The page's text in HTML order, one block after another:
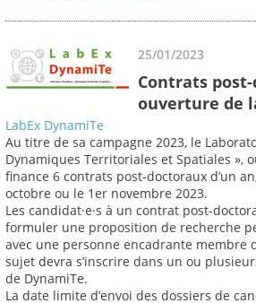
25/01/2023
Contrats
ouverture de
LabEx DynamiTe
Au titre de sa campagne 2023, le
Dynamiques Territoriales et Spatiales »,
finance 6 contrats post-doctoraux d’un
octobre ou le 1er novembre 2023.
Les candidat·e·s à un contrat post-
formuler une proposition de recherche
avec une personne encadrante membre
sujet devra s’inscrire dans un ou
de DynamiTe.
La date limite d’envoi des dossiers de